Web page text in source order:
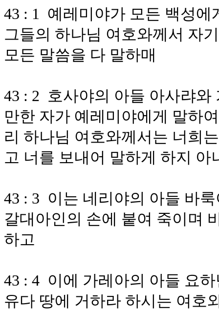
43 : 1 예레미야가 모든 백성
그들의 하나님 여호와께서 자
모든 말씀을 다 말하매
43 : 2 호사야의 아들 아사랴
만한 자가 예레미야에게 말하
리 하나님 여호와께서는 너희
고 너를 보내어 말하게 하지 아
43 : 3 이는 네리야의 아들 바
갈대아인의 손에 붙여 죽이며
하고
43 : 4 이에 가레아의 아들 요
유다 땅에 거하라 하시는 여호